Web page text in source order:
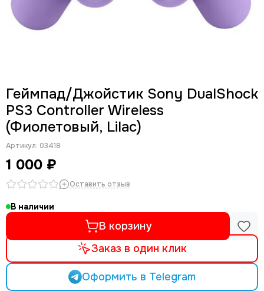
Геймпад/Джойстик Sony DualShock
PS3 Controller Wireless
(Фиолетовый, Lilac)
Артикул: 03418
1 000 ₽
Оставить отзыв
В наличии
В корзину
Заказ в один клик
Оформить в Telegram